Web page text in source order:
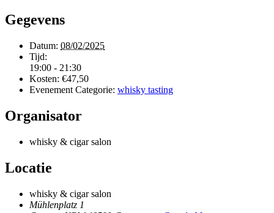
Gegevens
Datum: 08/02/2025
Tijd:
19:00 - 21:30
Kosten: €47,50
Evenement Categorie: whisky tasting
Organisator
whisky & cigar salon
Locatie
whisky & cigar salon
Mühlenplatz 1